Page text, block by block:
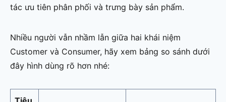
tác ưu tiên phân phối và trưng bày sản phẩm.
Nhiều người vẫn nhầm lẫn giữa hai khái niệm
Customer và Consumer, hãy xem bảng so sánh dưới
đây hình dùng rõ hơn nhé: